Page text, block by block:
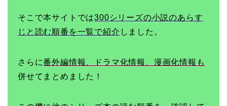
そこで本サイトでは300シリーズの小説のあらす
じと読む順番を一覧で紹介 しました。
さらに番外編情報、ドラマ化情報、漫画化情報も
併せてまとめました！